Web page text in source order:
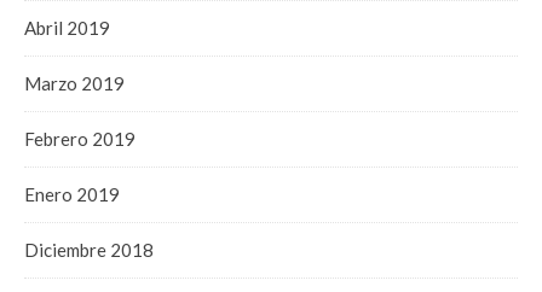
Abril 2019
Marzo 2019
Febrero 2019
Enero 2019
Diciembre 2018